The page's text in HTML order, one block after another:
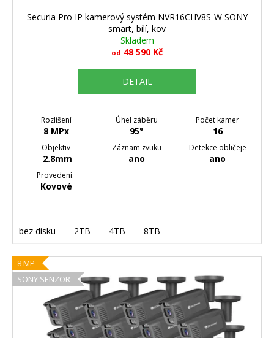
Securia Pro IP kamerový systém NVR16CHV8S-W SONY
smart, bílí, kov
Skladem
od 48 590 Kč
DETAIL
Rozlišení
8 MPx
Úhel záběru
95°
Počet kamer
16
Objektiv
2.8mm
Záznam zvuku
ano
Detekce obličeje
ano
Provedení:
Kovové
bez disku 2TB 4TB 8TB
8 MP
SONY SENZOR